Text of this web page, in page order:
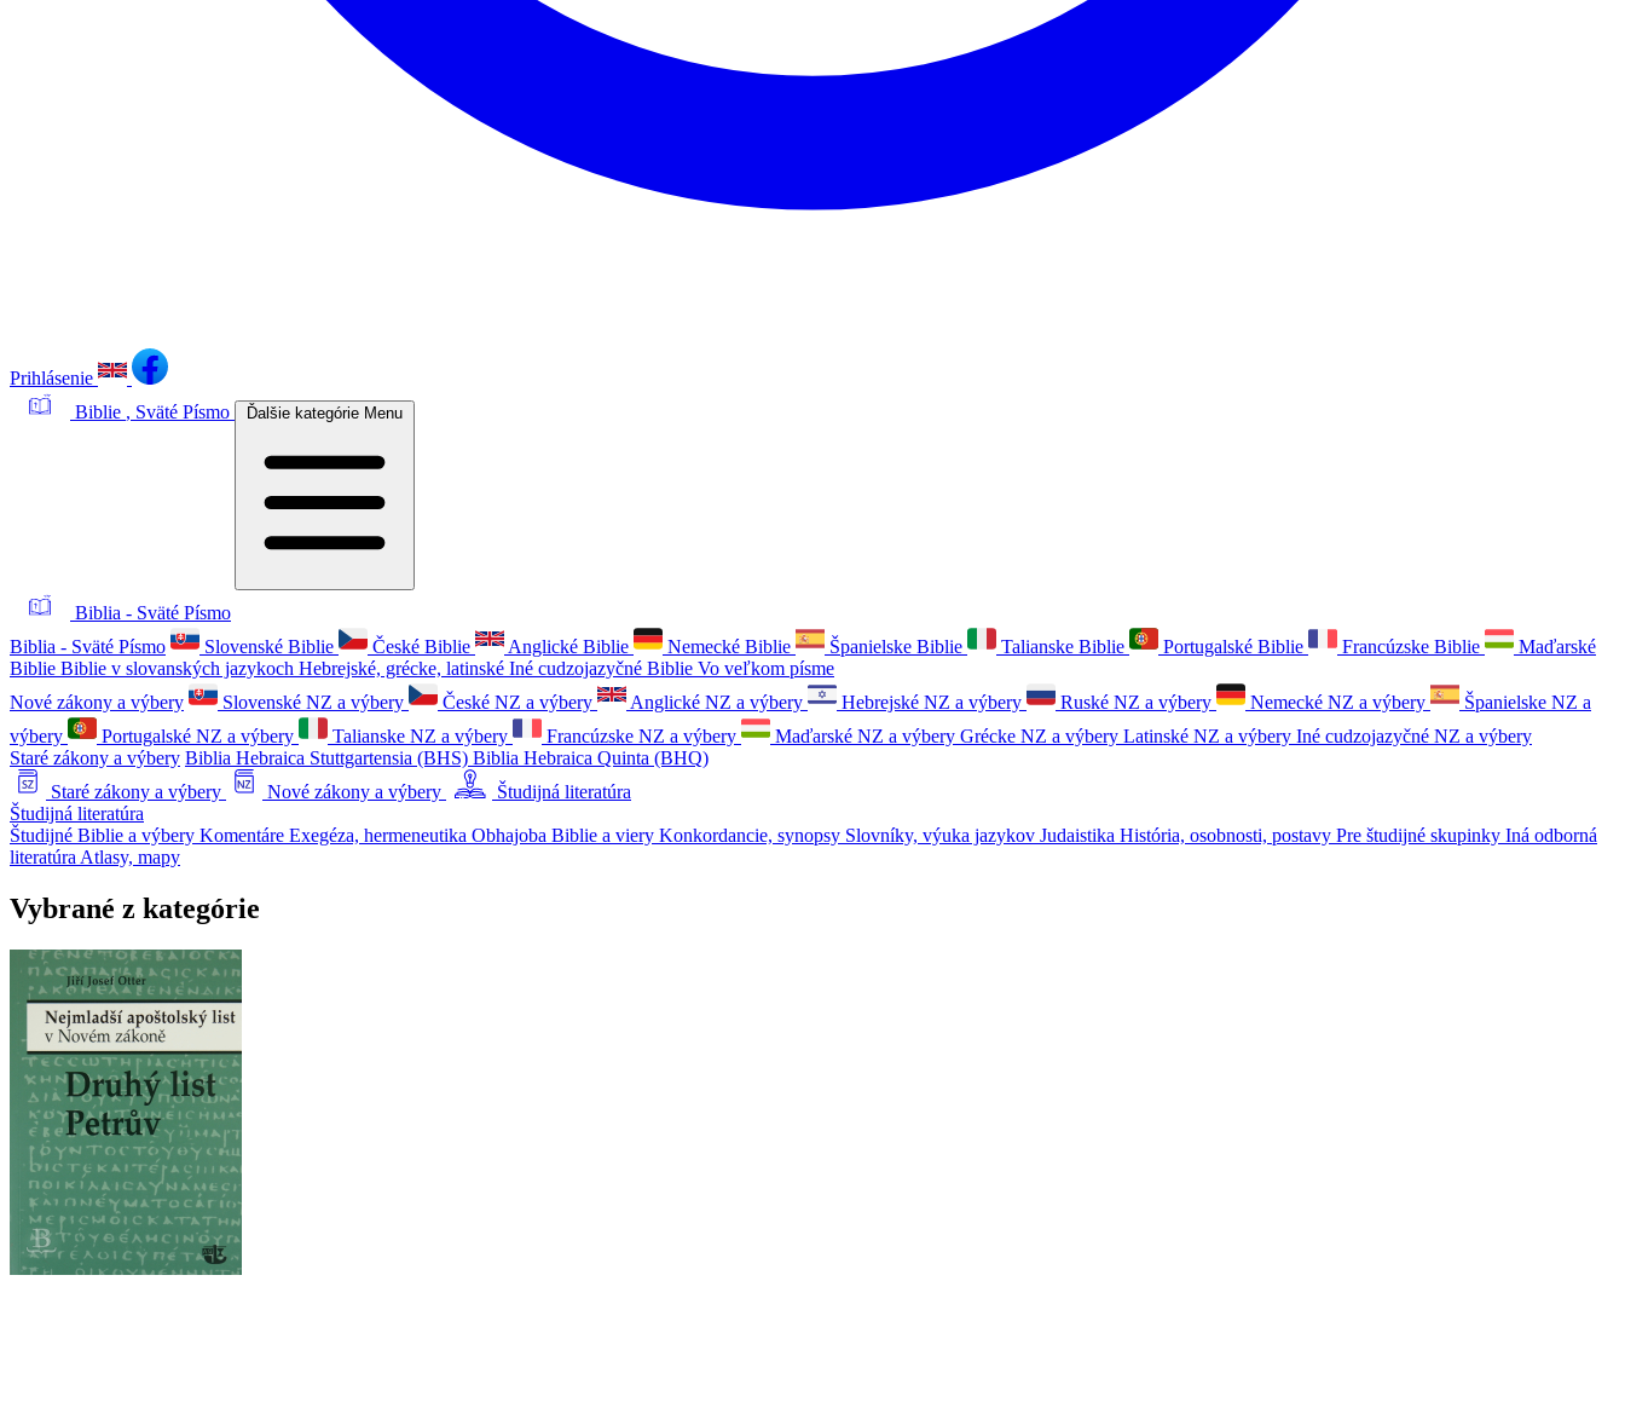
Prihlásenie
Biblie , Sväté Písmo Ďalšie kategórie Menu
Biblia - Sväté Písmo
Biblia - Sväté Písmo
Slovenské Biblie České Biblie Anglické Biblie Nemecké Biblie Španielske Biblie Talianske Biblie Portugalské Biblie Francúzske Biblie
Maďarské
Biblie Biblie v slovanských jazykoch Hebrejské, grécke, latinské Iné cudzojazyčné Biblie Vo veľkom písme
Nové zákony a výbery
Slovenské NZ a výbery České NZ a výbery Anglické NZ a výbery Hebrejské NZ a výbery Ruské NZ a výbery Nemecké NZ a výbery
Španielske NZ a
výbery
Portugalské NZ a výbery Talianske NZ a výbery Francúzske NZ a výbery Maďarské NZ a výbery Grécke NZ a výbery Latinské NZ a výbery Iné cudzojazyčné NZ a výbery
Staré zákony a výbery Biblia Hebraica Stuttgartensia (BHS) Biblia Hebraica Quinta (BHQ)
Staré zákony a výbery
Nové zákony a výbery
Študijná literatúra
Študijná literatúra
Študijné Biblie a výbery Komentáre Exegéza, hermeneutika Obhajoba Biblie a viery Konkordancie, synopsy Slovníky, výuka jazykov Judaistika História, osobnosti, postavy Pre študijné skupinky Iná odborná
literatúra Atlasy, mapy
Vybrané z kategórie